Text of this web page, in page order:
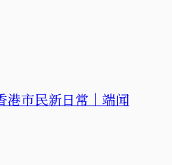
港市民新日常｜端闻